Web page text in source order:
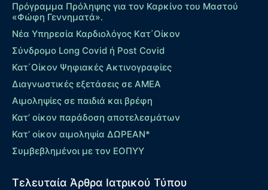
Πρόγραμμα Πρόληψης για τον Καρκίνο του Μαστού
«Φώφη Γεννηματά».
Νέα Υπηρεσία Καρδιολόγος Kατ΄Οίκον
Σύνδρομο Long Covid ή Post Covid
Κατ΄Οίκον Ψηφιακές Ακτινογραφίες
Διαγνωστικές εξετάσεις σε ΑΜΕΑ
Αιμοληψίες σε παιδιά και βρέφη
Κατ’ οίκον παράδοση αποτελεσμάτων
Κατ’ οίκον αιμοληψία ΔΩΡΕΑΝ*
Συμβεβλημένοι με τον ΕΟΠΥΥ
Τελευταία Άρθρα Ιατρικού Τύπου